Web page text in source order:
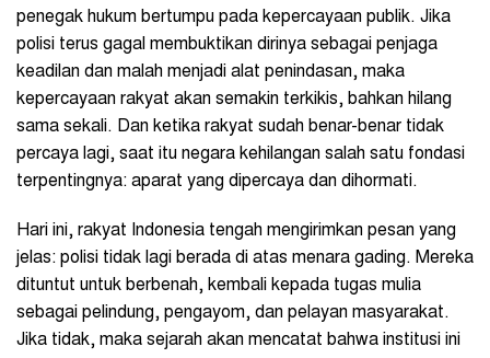
penegak hukum bertumpu pada kepercayaan publik. Jika
polisi terus gagal membuktikan dirinya sebagai penjaga
keadilan dan malah menjadi alat penindasan, maka
kepercayaan rakyat akan semakin terkikis, bahkan hilang
sama sekali. Dan ketika rakyat sudah benar-benar tidak
percaya lagi, saat itu negara kehilangan salah satu fondasi
terpentingnya: aparat yang dipercaya dan dihormati.
Hari ini, rakyat Indonesia tengah mengirimkan pesan yang
jelas: polisi tidak lagi berada di atas menara gading. Mereka
dituntut untuk berbenah, kembali kepada tugas mulia
sebagai pelindung, pengayom, dan pelayan masyarakat.
Jika tidak, maka sejarah akan mencatat bahwa institusi ini